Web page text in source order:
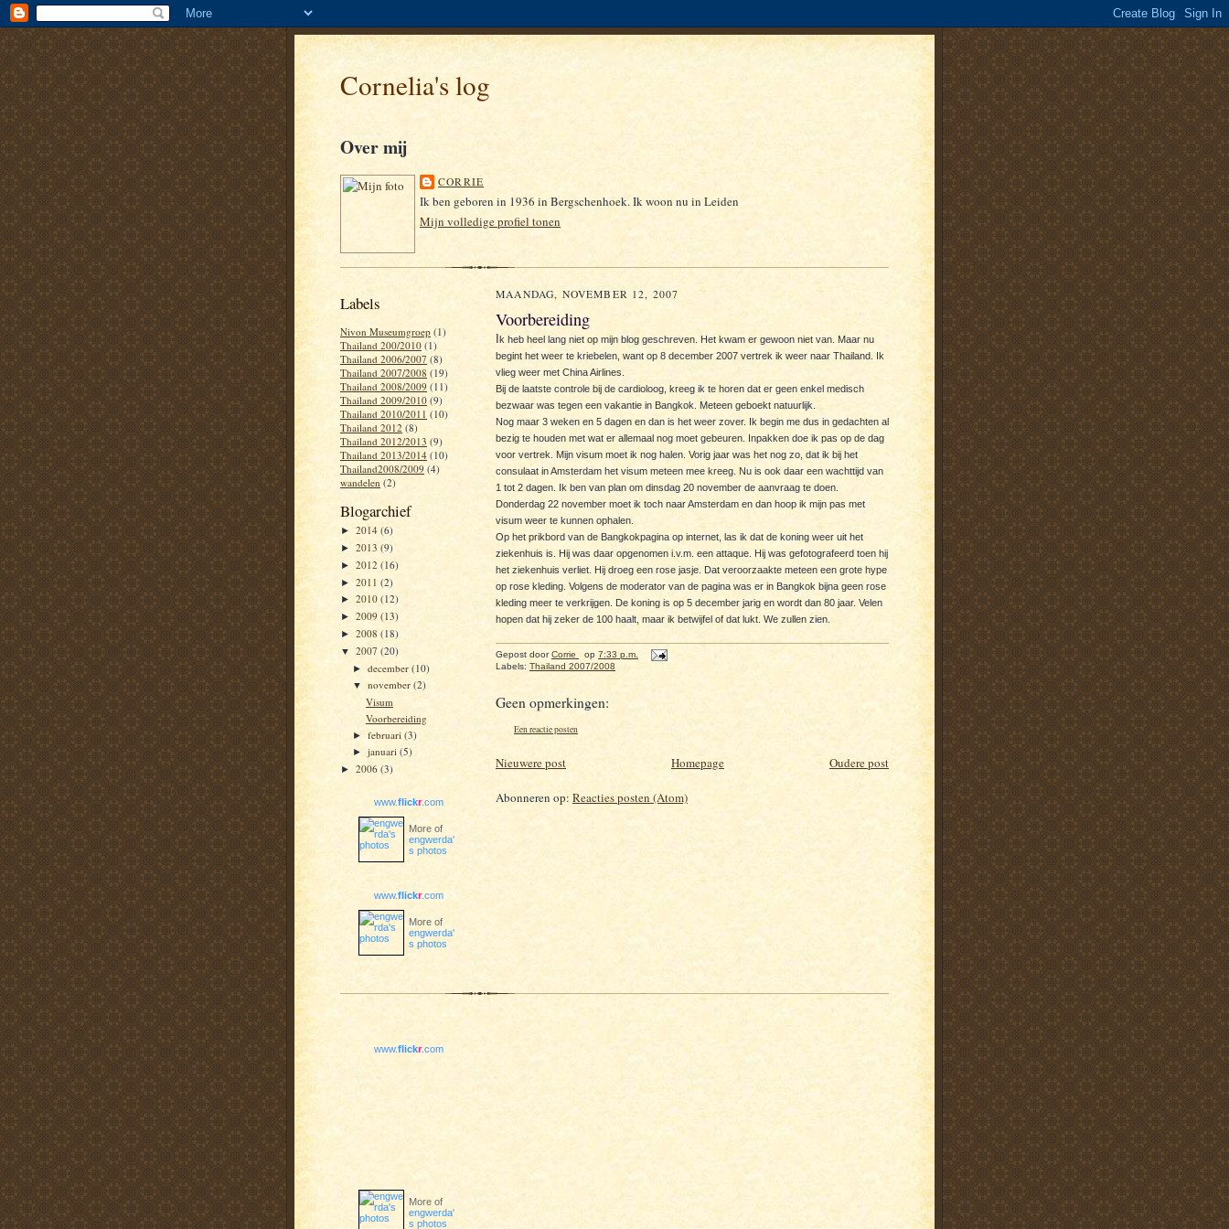
Cornelia's log
Over mij
CORRIE
Ik ben geboren in 1936 in Bergschenhoek. Ik woon nu in Leiden
Mijn volledige profiel tonen
Labels
Nivon Museumgroep (1)
Thailand 200/2010 (1)
Thailand 2006/2007 (8)
Thailand 2007/2008 (19)
Thailand 2008/2009 (11)
Thailand 2009/2010 (9)
Thailand 2010/2011 (10)
Thailand 2012 (8)
Thailand 2012/2013 (9)
Thailand 2013/2014 (10)
Thailand2008/2009 (4)
wandelen (2)
Blogarchief
► 2014 (6)
► 2013 (9)
► 2012 (16)
► 2011 (2)
► 2010 (12)
► 2009 (13)
► 2008 (18)
▼ 2007 (20)
►december(10)
▼november(2)
Visum
Voorbereiding
►februari(3)
►januari(5)
► 2006 (3)
www.flickr.com
More of
engwerda'
s photos
www.flickr.com
More of
engwerda'
s photos
MAANDAG, NOVEMBER 12, 2007
Voorbereiding
k heb heel lang niet op mijn blog geschreven. Het kwam er gewoon niet van. Maar nu
begint het weer te kriebelen, want op 8 december 2007 vertrek ik weer naar Thailand. Ik
vlieg weer met China Airlines.
Bij de laatste controle bij de cardioloog, kreeg ik te horen dat er geen enkel medisch
bezwaar was tegen een vakantie in Bangkok. Meteen geboekt natuurlijk.
Nog maar 3 weken en 5 dagen en dan is het weer zover. Ik begin me dus in gedachten al
bezig te houden met wat er allemaal nog moet gebeuren. Inpakken doe ik pas op de dag
voor vertrek. Mijn visum moet ik nog halen. Vorig jaar was het nog zo, dat ik bij het
consulaat in Amsterdam het visum meteen mee kreeg. Nu is ook daar een wachttijd van
1 tot 2 dagen. Ik ben van plan om dinsdag 20 november de aanvraag te doen.
Donderdag 22 november moet ik toch naar Amsterdam en dan hoop ik mijn pas met
visum weer te kunnen ophalen.
Op het prikbord van de Bangkokpagina op internet, las ik dat de koning weer uit het
ziekenhuis is. Hij was daar opgenomen i.v.m. een attaque. Hij was gefotografeerd toen hij
het ziekenhuis verliet. Hij droeg een rose jasje. Dat veroorzaakte meteen een grote hype
op rose kleding. Volgens de moderator van de pagina was er in Bangkok bijna geen rose
kleding meer te verkrijgen. De koning is op 5 december jarig en wordt dan 80 jaar. Velen
hopen dat hij zeker de 100 haalt, maar ik betwijfel of dat lukt. We zullen zien.
Gepost doorCorrie op 7:33 p.m.
Labels: Thailand 2007/2008
Geen opmerkingen:
Een reactie posten
Nieuwere post Oudere post
Homepage
Abonneren op: Reacties posten (Atom)
www.flickr .com
More of
engwerda'
s photos